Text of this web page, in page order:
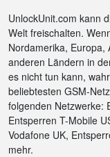
UnlockUnit.com kann
Welt freischalten.
Nordamerika, Europa,
anderen Ländern in
es nicht tun kann,
beliebtesten GSM-
folgenden Netzwerke:
Entsperren T-Mobile
Vodafone UK,
mehr.